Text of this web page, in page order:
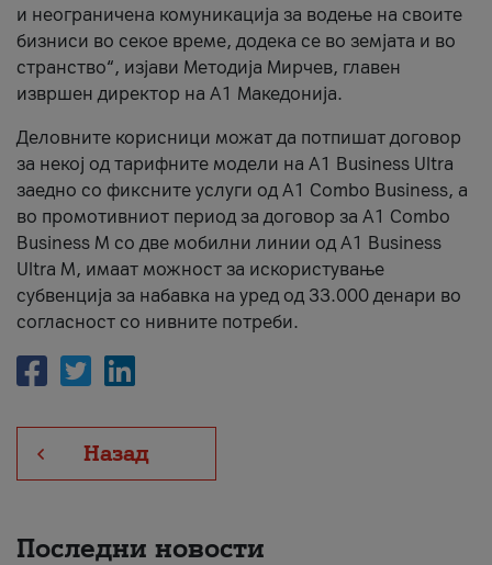
и неограничена комуникација за водење на своите
бизниси во секое време, додека се во земјата и во
странство“, изјави Методија Мирчев, главен
извршен директор на А1 Македонија.
Деловните корисници можат да потпишат договор
за некој од тарифните модели на A1 Business Ultra
заедно со фиксните услуги од A1 Combo Business, а
во промотивниот период за договор за A1 Combo
Business M со две мобилни линии од A1 Business
Ultra M, имаат можност за искористување
субвенција за набавка на уред од 33.000 денари во
согласност со нивните потреби.
Назад
Последни новости